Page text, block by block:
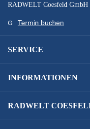
SCHALTUNGSTYP :
Nabenschaltung
SCHALTWERK :
Shimano Nexus 5
SCHEINWERFER :
RADWELT Coesfeld GmbH
Termin buchen
SERVICE
INFORMATIONEN
RADWELT